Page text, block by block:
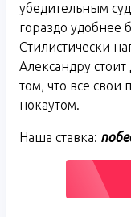
убедительным
гораздо удобнее
Стилистически
Александру
том, что все
нокаутом.
Наша ставка: